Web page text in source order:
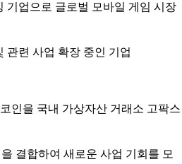
기업으로 글로벌 모바일 게임 시장
관련 사업 확장 중인 기업
인을 국내 가상자산 거래소 고팍스
결합하여 새로운 사업 기회를 모